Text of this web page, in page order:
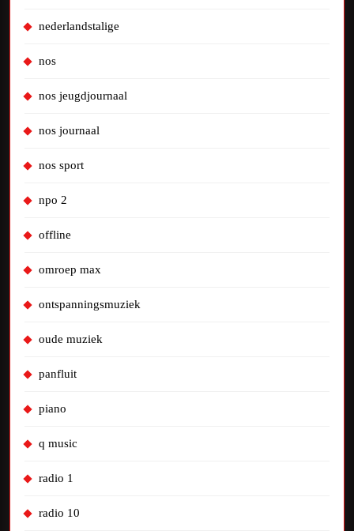
nederlandstalige
nos
nos jeugdjournaal
nos journaal
nos sport
npo 2
offline
omroep max
ontspanningsmuziek
oude muziek
panfluit
piano
q music
radio 1
radio 10